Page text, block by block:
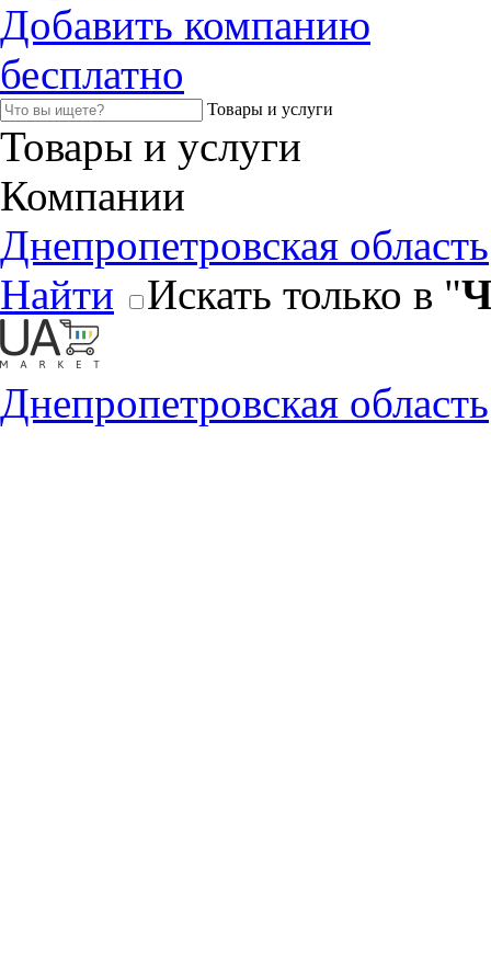
Добавить компанию
бесплатно
Товары и услуги
Товары и услуги
Компании
Днепропетровская область
Найти
Искать только в "
Днепропетровская область